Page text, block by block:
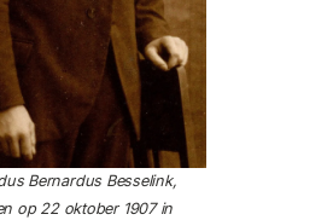
Bernardus Besselink,
op 22 oktober 1907 in